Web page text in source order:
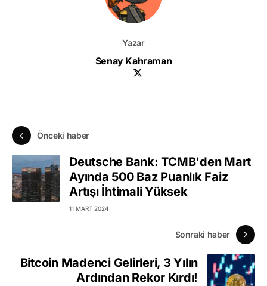
Yazar
Senay Kahraman
Önceki haber
Deutsche Bank: TCMB'den Mart
Ayında 500 Baz Puanlık Faiz
Artışı İhtimali Yüksek
11 MART 2024
Sonraki haber
Bitcoin Madenci Gelirleri, 3 Yılın
Ardından Rekor Kırdı!